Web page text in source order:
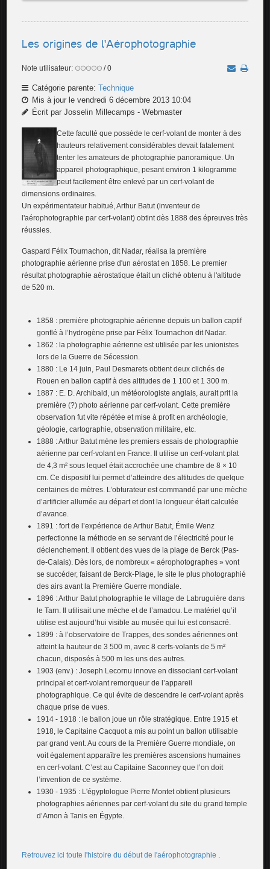
Les origines de l'Aérophotographie
Note utilisateur: / 0
Catégorie parente:Technique
Mis à jour le vendredi 6 décembre 2013 10:04
Écrit par Josselin Millecamps - Webmaster
Cette faculté que possède le cerf-volant de monter à des
hauteurs relativement considérables devait fatalement
tenter les amateurs de photographie panoramique. Un
appareil photographique, pesant environ 1 kilogramme
peut facilement être enlevé par un cerf-volant de
dimensions ordinaires.
Un expérimentateur habitué, Arthur Batut (inventeur de
l'aérophotographie par cerf-volant) obtint dès 1888 des épreuves très
réussies.
Gaspard Félix Tournachon, dit Nadar, réalisa la première
photographie aérienne prise d'un aérostat en 1858. Le premier
résultat photographie aérostatique était un cliché obtenu à l'altitude
de 520 m.
1858 : première photographie aérienne depuis un ballon captif
gonflé à l’hydrogène prise par Félix Tournachon dit Nadar.
1862 : la photographie aérienne est utilisée par les unionistes
lors de la Guerre de Sécession.
1880 : Le 14 juin, Paul Desmarets obtient deux clichés de
Rouen en ballon captif à des altitudes de 1 100 et 1 300 m.
1887 : E. D. Archibald, un météorologiste anglais, aurait prit la
première (?) photo aérienne par cerf-volant. Cette première
observation fut vite répétée et mise à profit en archéologie,
géologie, cartographie, observation militaire, etc.
1888 : Arthur Batut mène les premiers essais de photographie
aérienne par cerf-volant en France. Il utilise un cerf-volant plat
de 4,3 m² sous lequel était accrochée une chambre de 8 × 10
cm. Ce dispositif lui permet d’atteindre des altitudes de quelque
centaines de mètres. L’obturateur est commandé par une mèche
d’artificier allumée au départ et dont la longueur était calculée
d’avance.
1891 : fort de l’expérience de Arthur Batut, Émile Wenz
perfectionne la méthode en se servant de l’électricité pour le
déclenchement. Il obtient des vues de la plage de Berck (Pas-
de-Calais). Dès lors, de nombreux « aérophotographes » vont
se succéder, faisant de Berck-Plage, le site le plus photographié
des airs avant la Première Guerre mondiale.
1896 : Arthur Batut photographie le village de Labruguière dans
le Tarn. Il utilisait une mèche et de l’amadou. Le matériel qu’il
utilise est aujourd’hui visible au musée qui lui est consacré.
1899 : à l’observatoire de Trappes, des sondes aériennes ont
atteint la hauteur de 3 500 m, avec 8 cerfs-volants de 5 m²
chacun, disposés à 500 m les uns des autres.
1903 (env.) : Joseph Lecornu innove en dissociant cerf-volant
principal et cerf-volant remorqueur de l’appareil
photographique. Ce qui évite de descendre le cerf-volant après
chaque prise de vues.
1914 - 1918 : le ballon joue un rôle stratégique. Entre 1915 et
1918, le Capitaine Cacquot a mis au point un ballon utilisable
par grand vent. Au cours de la Première Guerre mondiale, on
voit également apparaître les premières ascensions humaines
en cerf-volant. C’est au Capitaine Saconney que l’on doit
l’invention de ce système.
1930 - 1935 : L'égyptologue Pierre Montet obtient plusieurs
photographies aériennes par cerf-volant du site du grand temple
d’Amon à Tanis en Égypte.
Retrouvez ici toute l'histoire du début de l'aérophotographie .